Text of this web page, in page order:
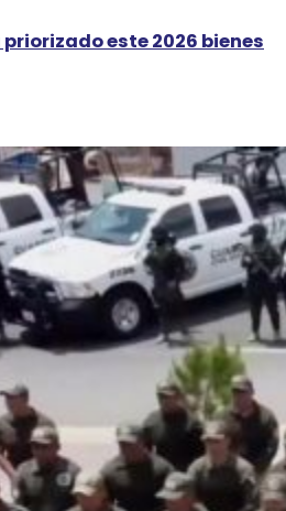
este 2026 bienes